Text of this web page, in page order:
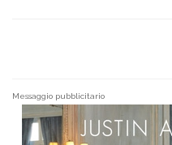
Messaggio pubblicitario